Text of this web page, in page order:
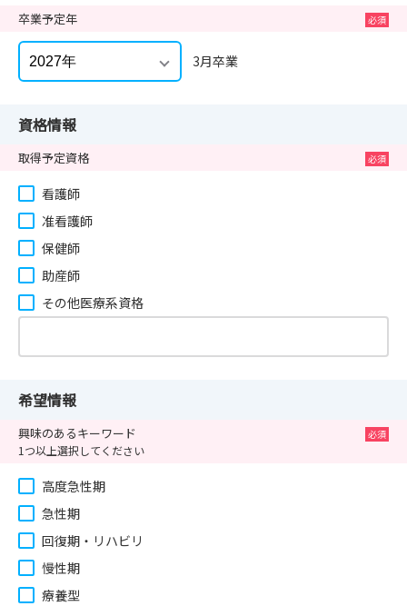
卒業予定年
3月卒業
資格情報
取得予定資格
看護師
准看護師
保健師
助産師
その他医療系資格
希望情報
興味のあるキーワード
1つ以上選択してください
高度急性期
急性期
回復期・リハビリ
慢性期
療養型